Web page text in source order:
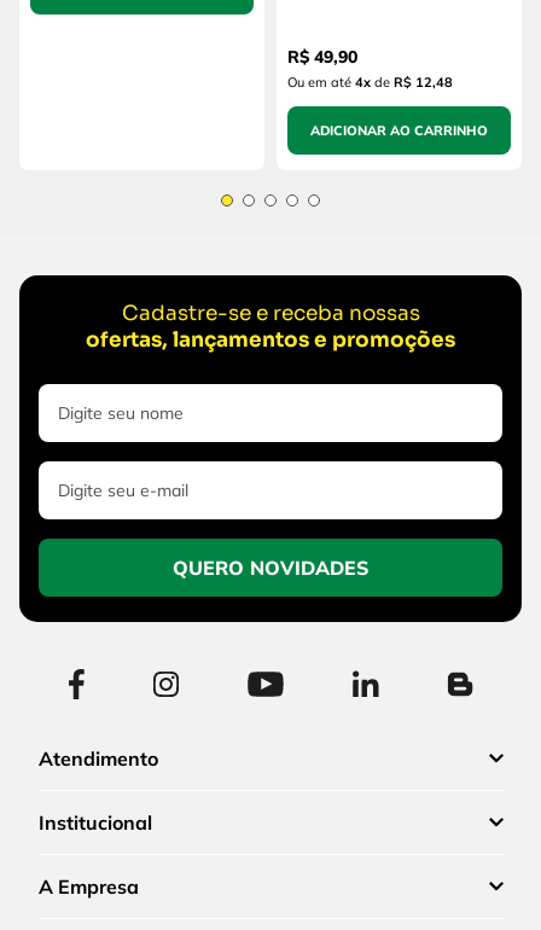
R$ 49,90
Ou em até 4x de R$ 12,48
ADICIONAR AO CARRINHO
Cadastre-se e receba nossas
ofertas, lançamentos e promoções
QUERO NOVIDADES
Atendimento
Institucional
A Empresa